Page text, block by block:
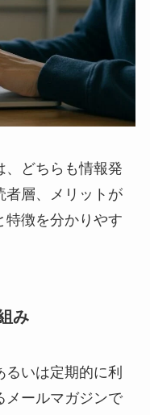
、どちらも情報発
者層、メリットが
特徴を分かりやす
み
いは定期的に利
メールマガジンで